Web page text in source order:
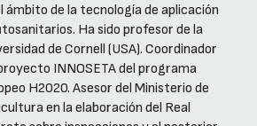
ámbito de la tecnología de aplicación
Ha sido profesor de la
de Cornell (USA). Coordinador
INNOSETA del programa
H2020. Asesor del Ministerio de
en la elaboración del Real